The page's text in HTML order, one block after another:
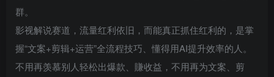
群。
影视解说赛道，流量红利依旧，而能真正抓住红利的，是掌
握“文案+剪辑+运营”全流程技巧、懂得用AI提升效率的人。
不用再羡慕别人轻松出爆款、賺收益，不用再为文案、剪